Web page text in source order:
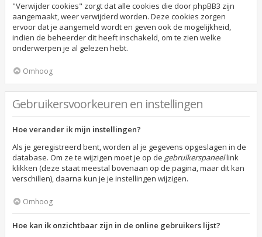
"Verwijder cookies" zorgt dat alle cookies die door phpBB3 zijn
aangemaakt, weer verwijderd worden. Deze cookies zorgen
ervoor dat je aangemeld wordt en geven ook de mogelijkheid,
indien de beheerder dit heeft inschakeld, om te zien welke
onderwerpen je al gelezen hebt.
Omhoog
Gebruikersvoorkeuren en instellingen
Hoe verander ik mijn instellingen?
Als je geregistreerd bent, worden al je gegevens opgeslagen in de
database. Om ze te wijzigen moet je op de gebruikerspaneellink
klikken (deze staat meestal bovenaan op de pagina, maar dit kan
verschillen), daarna kun je je instellingen wijzigen.
Omhoog
Hoe kan ik onzichtbaar zijn in de online gebruikers lijst?